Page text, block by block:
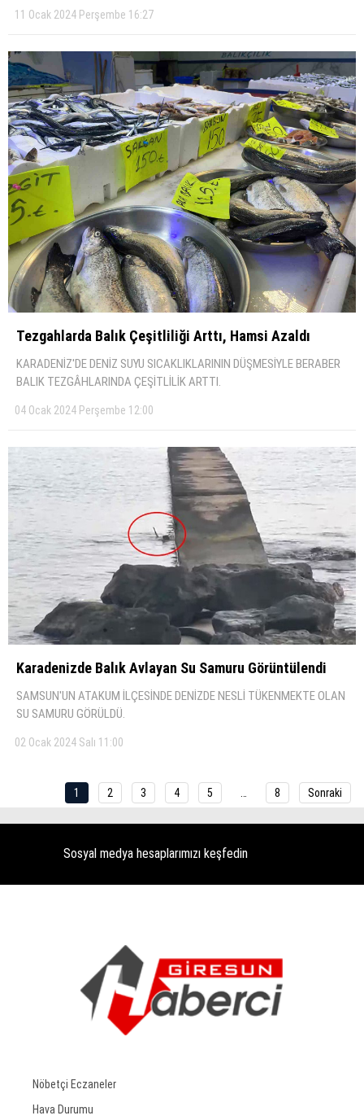
11 Ocak 2024 Perşembe 16:27
Tezgahlarda Balık Çeşi̇tli̇li̇ği̇ Arttı, Hamsi̇ Azaldı
KARADENİZ'DE DENİZ SUYU SICAKLIKLARININ DÜŞMESİYLE BERABER
BALIK TEZGÂHLARINDA ÇEŞİTLİLİK ARTTI.
04 Ocak 2024 Perşembe 12:00
Karadeni̇zde Balık Avlayan Su Samuru Görüntülendi̇
SAMSUN'UN ATAKUM İLÇESİNDE DENİZDE NESLİ TÜKENMEKTE OLAN
SU SAMURU GÖRÜLDÜ.
02 Ocak 2024 Salı 11:00
1 2 3 4 5 8 Sonraki
Sosyal medya hesaplarımızı keşfedin
Nöbetçi Eczaneler
Hava Durumu